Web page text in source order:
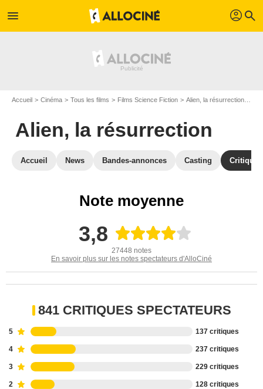
menu profil search
Accueil Cinéma Tous les films Films Science Fiction Alien, la résurrection
Alien, la résurrection
Accueil News Bandes-annonces Casting
Note moyenne
3,8
27448 notes
En savoir plus sur les notes spectateurs d'AlloCiné
841 CRITIQUES SPECTATEURS
5 137 critiques
4 237 critiques
3 229 critiques
2 128 critiques